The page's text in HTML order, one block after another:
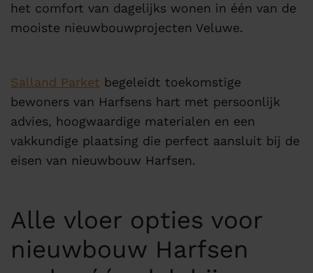
het comfort van dagelijks wonen in één van de
mooiste nieuwbouwprojecten Veluwe.
Salland Parket begeleidt toekomstige
bewoners van Harfsens hart met persoonlijk
advies, hoogwaardige materialen en een
vakkundige plaatsing die perfect aansluit bij de
eisen van nieuwbouw Harfsen.
Alle vloer opties voor
nieuwbouw Harfsen